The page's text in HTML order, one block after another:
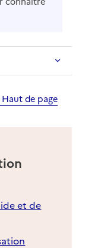
Haut de page
et de